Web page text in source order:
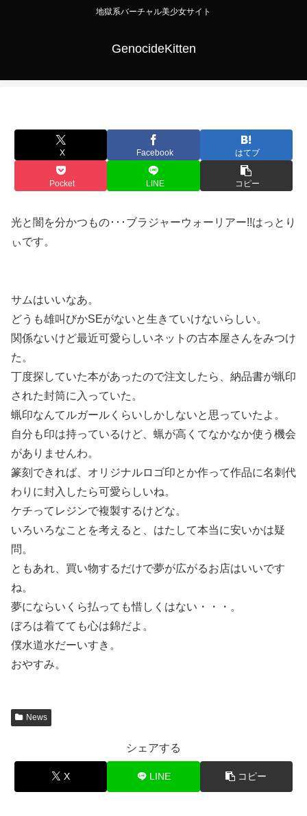
地獄系バーチャル美少女サイト
GenocideKitten
X Facebook はてブ
Pocket LINE コピー
光と闇を分かつもの･･･ブラジャーウォーリアー!!はっとり
ぃです。
サムはいいなあ。
どうも雄叫びかSEがないと生きていけないらしい。
関係ないけど最近可愛らしいネットの古本屋さんをみつけ
た。
丁度探していた本があったので注文したら、納品書が蝋印
された封筒に入っていた。
蝋印なんてルガールくらいしかしないと思っていたよ。
自分も印は持っているけど、蝋が高くてなかなか使う機会
がありませんわ。
篆刻できれば、オリジナルロゴ印とか作って作品に名刺代
わりに封入したら可愛らしいね。
ケチってレジンで複製するけどな。
いろいろなことを考えると、はたして本当に安いかは疑
問。
ともあれ、買い物するだけで夢が広がるお店はいいです
ね。
夢にならいくら払っても惜しくはない・・・。
ぼろは着てても心は錦だよ。
僕水道水だーいすき。
おやすみ。
News
シェアする
X LINE コピー